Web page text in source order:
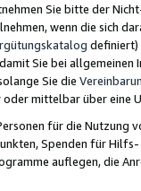
Sie bitte der
wenn die sich
definiert)
Sie bei
Sie die
mittelbar über eine
für die Nutzung
Spenden für
auflegen, die